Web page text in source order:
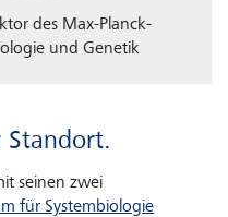
des Max-Planck-
und Genetik
Standort.
seinen zwei
für Systembiologie